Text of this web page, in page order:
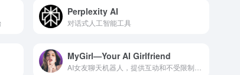
Perplexity AI
对话式人工智能工具
MyGirl—Your AI Girlfriend